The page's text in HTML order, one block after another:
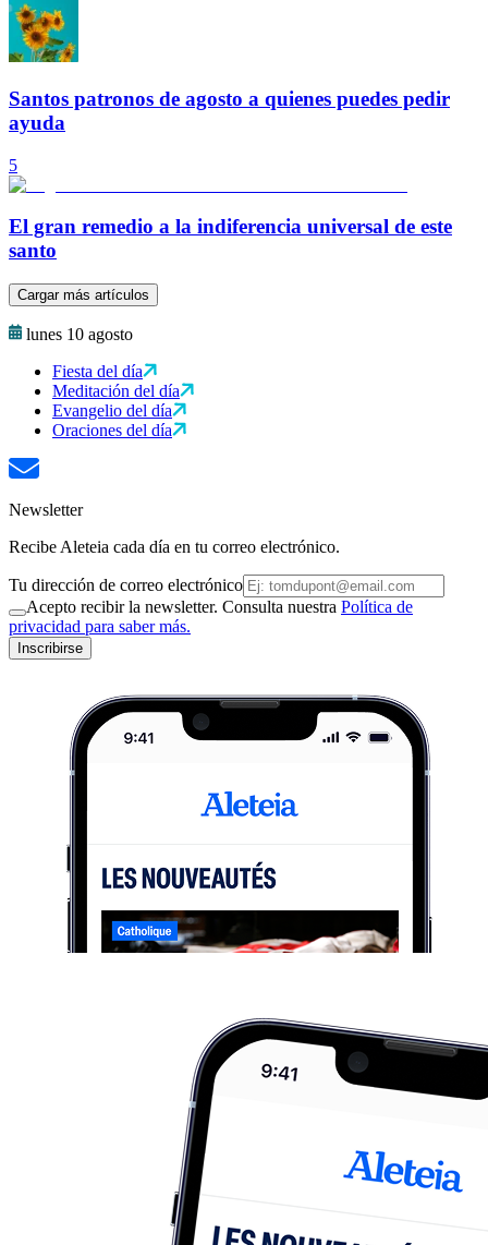
Santos patronos de agosto a quienes puedes pedir
ayuda
5
El gran remedio a la indiferencia universal de este
santo
Cargar más artículos
lunes 10 agosto
Fiesta del día
Meditación del día
Evangelio del día
Oraciones del día
Newsletter
Recibe Aleteia cada día en tu correo electrónico.
Tu dirección de correo electrónico
Acepto recibir la newsletter. Consulta nuestra Política de
privacidad para saber más.
Inscribirse